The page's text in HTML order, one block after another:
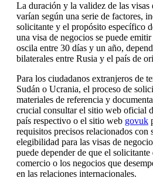
La duración y la validez de las visas
varían según una serie de factores,
solicitante y el propósito específico
una visa de negocios se puede
oscila entre 30 días y un año,
bilaterales entre Rusia y el país de
Para los ciudadanos extranjeros de
Sudán o Ucrania, el proceso de
materiales de referencia y
crucial consultar el sitio web oficial
país respectivo o el sitio web govuk
requisitos precisos relacionados con
elegibilidad para las visas de
puede depender de que el solicitante
comercio o los negocios que
en las relaciones internacionales.